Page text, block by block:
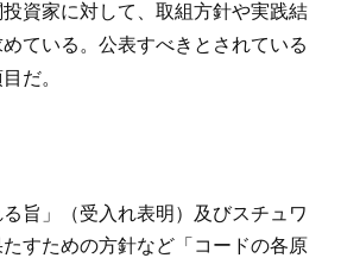
資家に対して、取組方針や実践結
ている。公表すべきとされている
だ。
る旨」（受入れ表明）及びスチュワ
すための方針など「コードの各原